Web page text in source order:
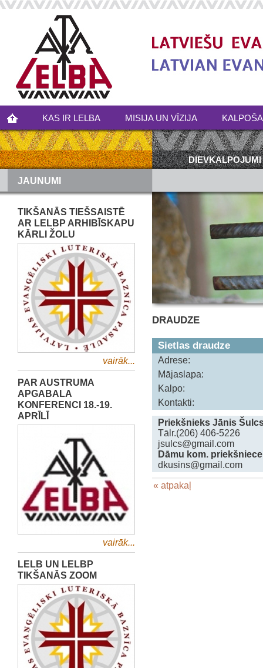
KAS IR LELBA MISIJA UN VĪZIJA
DIEVKALPOJUMI
JAUNUMI
TIKŠANĀS TIEŠSAISTĒ
AR LELBP ARHIBĪSKAPU
KĀRLI ŽOLU
vairāk...
PAR AUSTRUMA
APGABALA
KONFERENCI 18.-19.
APRĪLĪ
vairāk...
LELB UN LELBP
TIKŠANĀS ZOOM
DRAUDZE
Sietlas draudze
Adrese:
Mājaslapa:
Kalpo:
Kontakti:
Priekšnieks Jānis
Tālr.(206) 406-5226
jsulcs@gmail.com
Dāmu kom.
dkusins@gmail.com
« atpakaļ